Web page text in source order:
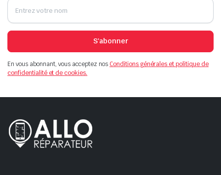
S'abonner
En vous abonnant, vous acceptez nosConditions générales et politique de
confidentialité et de cookies.